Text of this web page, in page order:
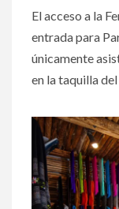
El acceso a la
entrada para
únicamente
en la taquilla